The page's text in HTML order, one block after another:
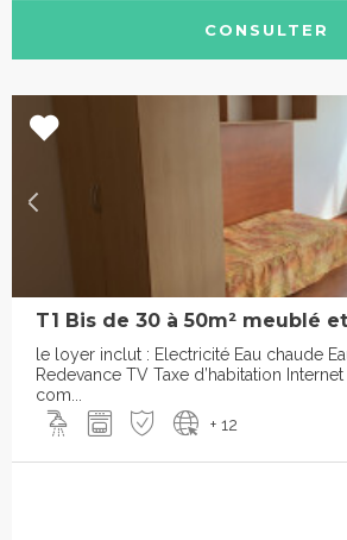
CONSULTER
T1 Bis de 30 à 50m² meublé
le loyer inclut : Electricité Eau chaude
Redevance TV Taxe d’habitation
com...
+ 12